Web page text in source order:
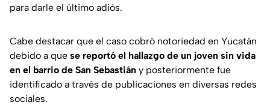
para darle el último adiós.
Cabe destacar que el caso cobró notoriedad en Yucatán
debido a que se reportó el hallazgo de un joven sin vida
en el barrio de San Sebastián y posteriormente fue
identificado a través de publicaciones en diversas redes
sociales.